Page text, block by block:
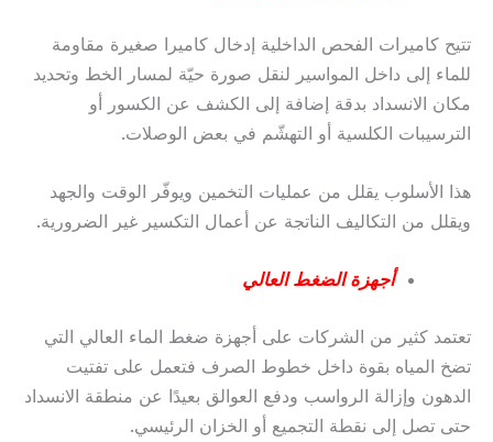
تتيح كاميرات الفحص الداخلية إدخال كاميرا صغيرة مقاومة
للماء إلى داخل المواسير لنقل صورة حيّة لمسار الخط وتحديد
مكان الانسداد بدقة إضافة إلى الكشف عن الكسور أو
الترسيبات الكلسية أو التهشّم في بعض الوصلات.
هذا الأسلوب يقلل من عمليات التخمين ويوفّر الوقت والجهد
ويقلل من التكاليف الناتجة عن أعمال التكسير غير الضرورية.
أجهزة الضغط العالي
تعتمد كثير من الشركات على أجهزة ضغط الماء العالي التي
تضخ المياه بقوة داخل خطوط الصرف فتعمل على تفتيت
الدهون وإزالة الرواسب ودفع العوالق بعيدًا عن منطقة الانسداد
حتى تصل إلى نقطة التجميع أو الخزان الرئيسي.